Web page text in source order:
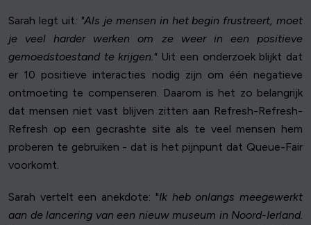
Sarah legt uit: "Als je mensen in het begin frustreert, moet
je veel harder werken om ze weer in een positieve
gemoedstoestand te krijgen."Uit een onderzoek blijkt dat
er 10 positieve interacties nodig zijn om één negatieve
ontmoeting te compenseren. Daarom is het zo belangrijk
dat mensen niet vast blijven zitten aan Refresh-Refresh-
Refresh op een gecrashte site als te veel mensen hem
proberen te gebruiken - dat is het pijnpunt dat Queue-Fair
voorkomt.
Sarah vertelt een anekdote: "Ik heb onlangs meegewerkt
aan de lancering van een nieuw museum in Noord-Ierland.